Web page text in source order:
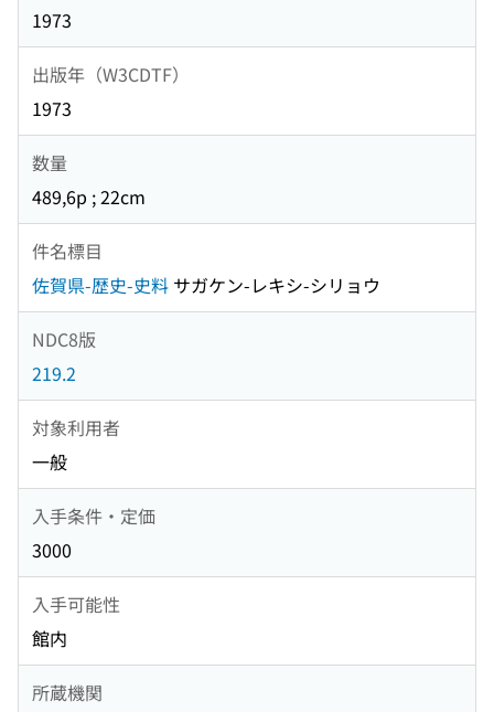
1973
出版年（W3CDTF）
1973
数量
489,6p ; 22cm
件名標目
佐賀県-歴史-史料 サガケン-レキシ-シリョウ
NDC8版
219.2
対象利用者
一般
入手条件・定価
3000
入手可能性
館内
所蔵機関